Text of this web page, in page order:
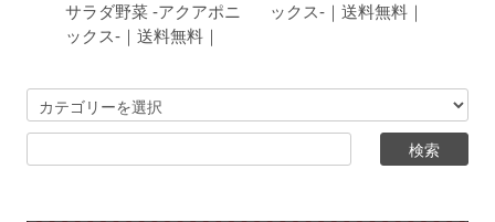
サラダ野菜 -アクアポニ
ックス-｜送料無料｜
ックス-｜送料無料｜